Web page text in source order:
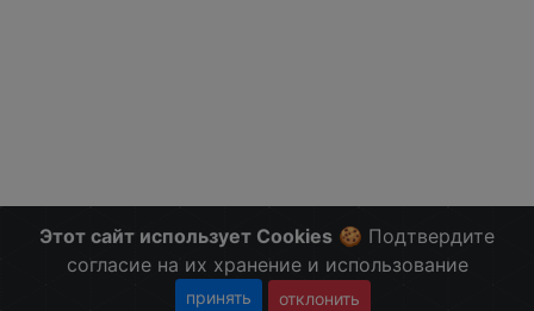
Этот сайт использует Cookies 🍪 Подтвердите
согласие на их хранение и использование
принять отклонить